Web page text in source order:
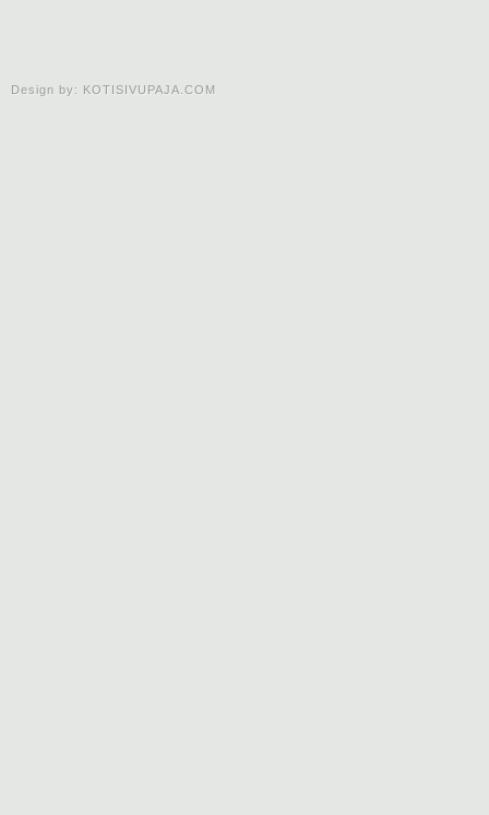
Design by: KOTISIVUPAJA.COM